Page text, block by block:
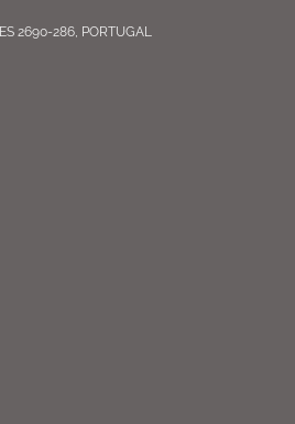
2690-286, PORTUGAL